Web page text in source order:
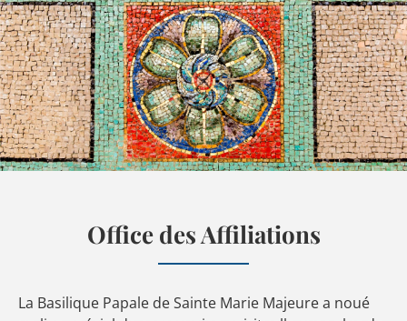
Office des Affiliations
La Basilique Papale de Sainte Marie Majeure a noué